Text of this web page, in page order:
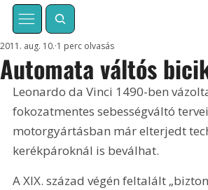
Automata váltós
2011. aug. 10. 1 perc olvasás
Leonardo da Vinci 1490-ben
fokozatmentes sebességváltó
motorgyártásban már elterjedt
kerékpároknál is beválhat.
A XIX. század végén feltalált